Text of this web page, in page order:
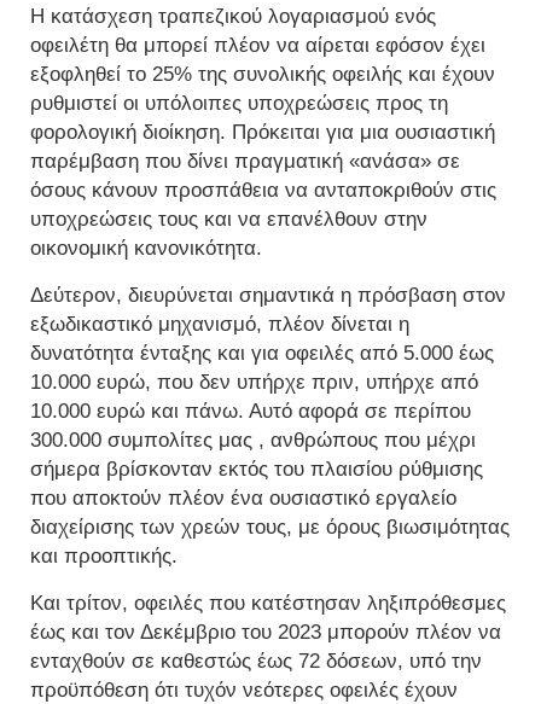
Η κατάσχεση τραπεζικού λογαριασμού ενός
οφειλέτη θα μπορεί πλέον να αίρεται εφόσον έχει
εξοφληθεί το 25% της συνολικής οφειλής και έχουν
ρυθμιστεί οι υπόλοιπες υποχρεώσεις προς τη
φορολογική διοίκηση. Πρόκειται για μια ουσιαστική
παρέμβαση που δίνει πραγματική «ανάσα» σε
όσους κάνουν προσπάθεια να ανταποκριθούν στις
υποχρεώσεις τους και να επανέλθουν στην
οικονομική κανονικότητα.
Δεύτερον, διευρύνεται σημαντικά η πρόσβαση στον
εξωδικαστικό μηχανισμό, πλέον δίνεται η
δυνατότητα ένταξης και για οφειλές από 5.000 έως
10.000 ευρώ, που δεν υπήρχε πριν, υπήρχε από
10.000 ευρώ και πάνω. Αυτό αφορά σε περίπου
300.000 συμπολίτες μας , ανθρώπους που μέχρι
σήμερα βρίσκονταν εκτός του πλαισίου ρύθμισης
που αποκτούν πλέον ένα ουσιαστικό εργαλείο
διαχείρισης των χρεών τους, με όρους βιωσιμότητας
και προοπτικής.
Και τρίτον, οφειλές που κατέστησαν ληξιπρόθεσμες
έως και τον Δεκέμβριο του 2023 μπορούν πλέον να
ενταχθούν σε καθεστώς έως 72 δόσεων, υπό την
προϋπόθεση ότι τυχόν νεότερες οφειλές έχουν